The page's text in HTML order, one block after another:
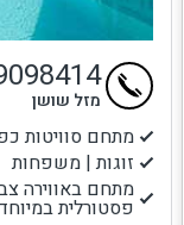
מתחם סוויטות
זוגות | משפחות
מתחם באווירה
פסטורלית במיוחד
מזל שושן